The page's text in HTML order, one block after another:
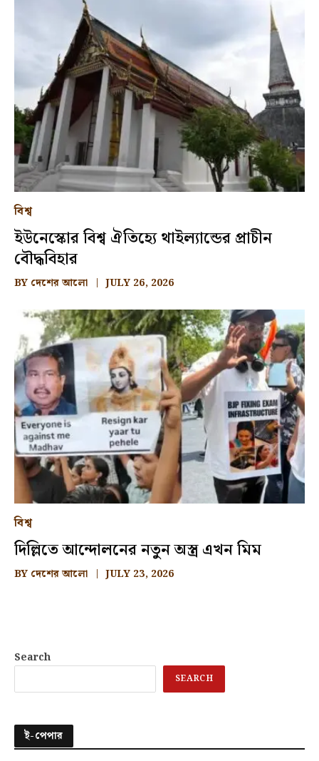
বিশ্ব
ইউনেস্কোর বিশ্ব ঐতিহ্যে থাইল্যান্ডের প্রাচীন
বৌদ্ধবিহার
BY দেশের আলো JULY 26, 2026
বিশ্ব
দিল্লিতে আন্দোলনের নতুন অস্ত্র এখন মিম
BY দেশের আলো JULY 23, 2026
Search
SEARCH
ই-পেপার